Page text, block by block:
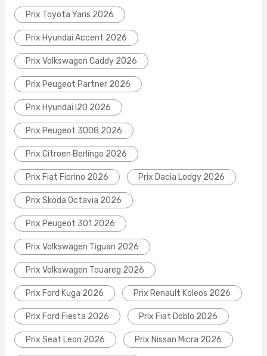
Prix Toyota Yaris 2026
Prix Hyundai Accent 2026
Prix Volkswagen Caddy 2026
Prix Peugeot Partner 2026
Prix Hyundai I20 2026
Prix Peugeot 3008 2026
Prix Citroen Berlingo 2026
Prix Fiat Fiorino 2026 Prix Dacia Lodgy 2026
Prix Skoda Octavia 2026
Prix Peugeot 301 2026
Prix Volkswagen Tiguan 2026
Prix Volkswagen Touareg 2026
Prix Ford Kuga 2026 Prix Renault Koleos 2026
Prix Ford Fiesta 2026 Prix Fiat Doblo 2026
Prix Seat Leon 2026 Prix Nissan Micra 2026